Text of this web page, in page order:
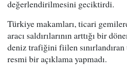
değerlendirilmesini geciktirdi.
Türkiye makamları, ticari
aracı saldırılarının arttığı bir
deniz trafiğini fiilen
resmi bir açıklama yapmadı.